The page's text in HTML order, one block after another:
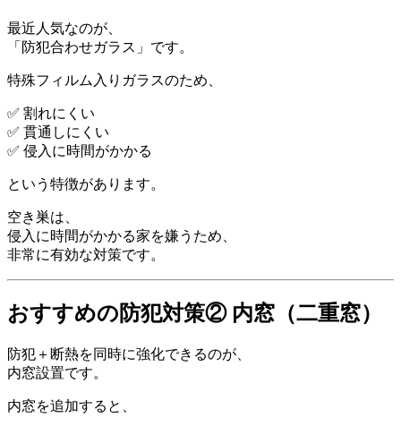
最近人気なのが、
「防犯合わせガラス」です。
特殊フィルム入りガラスのため、
✅ 割れにくい
✅ 貫通しにくい
✅ 侵入に時間がかかる
という特徴があります。
空き巣は、
侵入に時間がかかる家を嫌うため、
非常に有効な対策です。
おすすめの防犯対策② 内窓（二重窓）
防犯＋断熱を同時に強化できるのが、
内窓設置です。
内窓を追加すると、